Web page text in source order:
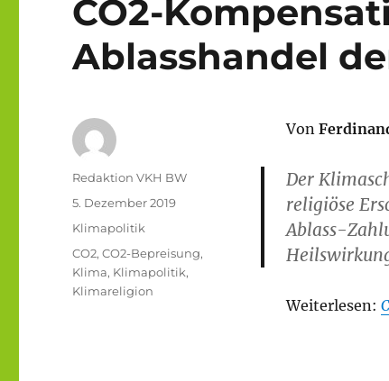
CO2-
Ablasshandel
Von
Der
religiöse
Ablass-
Weiterlesen:
Autor
Redaktion VKH BW
Veröffentlicht
am
5. Dezember 2019
Kategorien
Klimapolitik
Schlagwörter
CO2,CO2-Bepreisung,
Klima, Klimapolitik,
Klimareligion